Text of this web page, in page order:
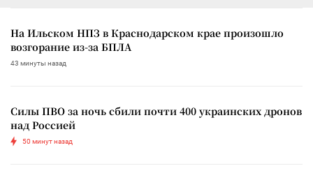
На Ильском НПЗ в Краснодарском крае произошло
возгорание из-за БПЛА
43 минуты назад
Силы ПВО за ночь сбили почти 400 украинских дронов
над Россией
50 минут назад